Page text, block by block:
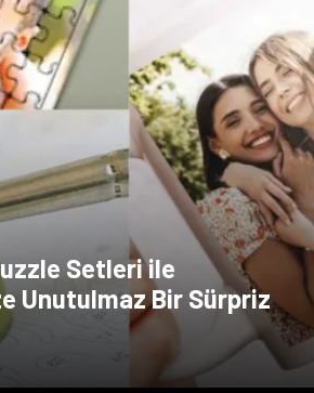
Setleri ile
Unutulmaz Bir Sürpriz